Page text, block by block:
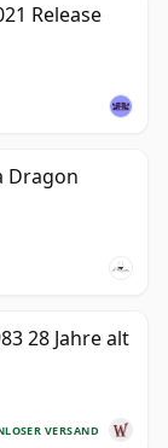
Release
Dragon
28 Jahre alt
VERSAND